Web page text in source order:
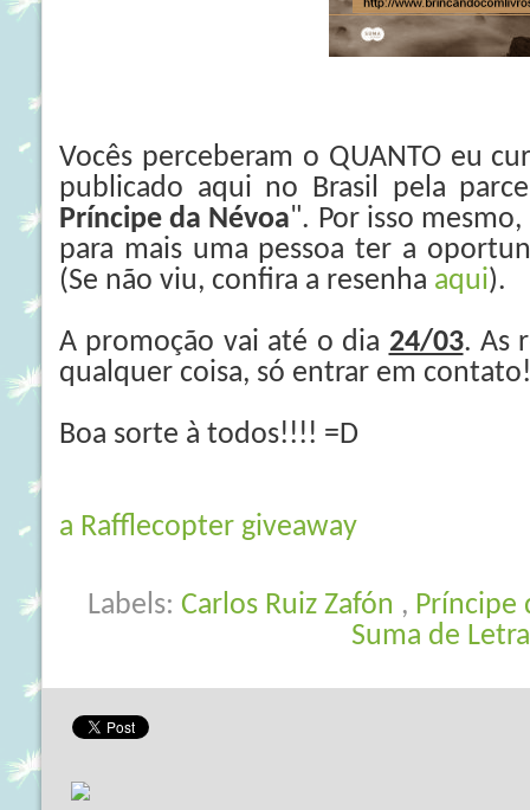
Vocês perceberam o QUANTO eu
publicado aqui no Brasil pela
Príncipe da Névoa". Por isso
para mais uma pessoa ter a
(Se não viu, confira a resenha aqui).
A promoção vai até o dia 24/03. As
qualquer coisa, só entrar em
Boa sorte à todos!!!! =D
a Rafflecopter giveaway
Labels: Carlos Ruiz Zafón , Príncipe
Suma de